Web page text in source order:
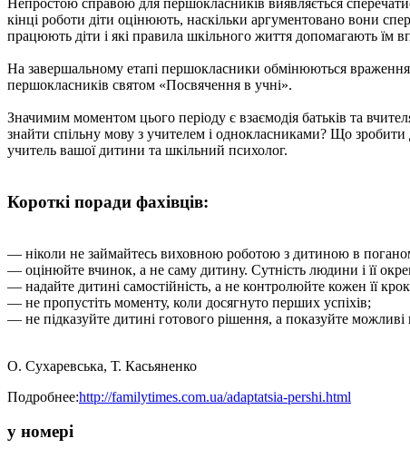
Непростою справою для першокласників виявляється
кінці роботи діти оцінюють, наскільки аргументовано вони
працюють діти і які правила шкільного життя допомагають їм
На завершальному етапі першокласники обмінюються
першокласників святом «Посвячення в учні».
Значимим моментом цього періоду є взаємодія батьків та
знайти спільну мову з учителем і однокласниками? Що
учитель вашої дитини та шкільний психолог.
Короткі поради фахівців:
— ніколи не займайтесь виховною роботою з дитиною в
— оцінюйте вчинок, а не саму дитину. Сутність людини і її
— надайте дитині самостійність, а не контролюйте кожен її
— не пропустіть моменту, коли досягнуто перших успіхів;
— не підказуйте дитині готового рішення, а показуйте
О. Сухаревська, Т. Касьяненко
Подробнее:http://familytimes.com.ua/adaptatsia-pershi.html
у номері